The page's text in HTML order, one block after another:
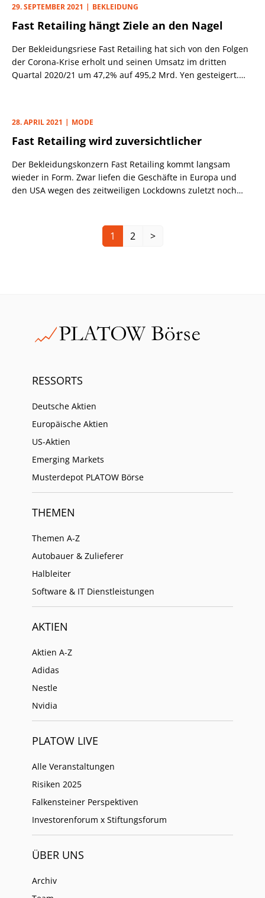
Beschränkungen und zeitweiligen Ladenschließungen, die
v. a. einige wichtige Märkte wie China betreffen. Weitere
Lieferschwierigkeiten in der Textilbranche,
Produktionsausfälle, längere Vorlaufzeiten und
Materialmangel. Im 1. Hj. 2021/22 (Gj. per 31.8.) würden
29. SEPTEMBER 2021 BEKLEIDUNG
Fast Retailing hängt Ziele an den Nagel
Der Bekleidungsriese Fast Retailing hat sich von den Folgen
der Corona-Krise erholt und seinen Umsatz im dritten
Quartal 2020/21 um 47,2% auf 495,2 Mrd. Yen gesteigert.
einem Jahr hatte Fast Retailing einen Quartalsverlust von 9,8
Mrd. Yen ausgewiesen. Daher auf den ersten Blick durchaus
28. APRIL 2021 MODE
Fast Retailing wird zuversichtlicher
Der Bekleidungskonzern Fast Retailing kommt langsam
wieder in Form. Zwar liefen die Geschäfte in Europa und
den USA wegen des zeitweiligen Lockdowns zuletzt noch
1 2 >
RESSORTS
Deutsche Aktien
Europäische Aktien
US-Aktien
Emerging Markets
Musterdepot PLATOW Börse
THEMEN
Themen A-Z
Autobauer & Zulieferer
Halbleiter
Software & IT Dienstleistungen
AKTIEN
Aktien A-Z
Adidas
Nestle
Nvidia
PLATOW LIVE
Alle Veranstaltungen
Risiken 2025
Falkensteiner Perspektiven
Investorenforum x Stiftungsforum
ÜBER UNS
Archiv